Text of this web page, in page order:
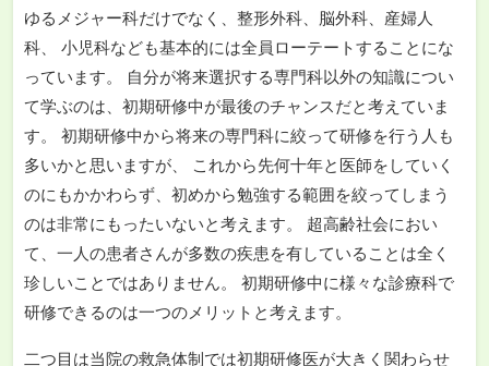
ゆるメジャー科だけでなく、整形外科、脳外科、産婦人
科、 小児科なども基本的には全員ローテートすることにな
っています。 自分が将来選択する専門科以外の知識につい
て学ぶのは、初期研修中が最後のチャンスだと考えていま
す。 初期研修中から将来の専門科に絞って研修を行う人も
多いかと思いますが、 これから先何十年と医師をしていく
のにもかかわらず、初めから勉強する範囲を絞ってしまう
のは非常にもったいないと考えます。 超高齢社会におい
て、一人の患者さんが多数の疾患を有していることは全く
珍しいことではありません。 初期研修中に様々な診療科で
研修できるのは一つのメリットと考えます。
二つ目は当院の救急体制では初期研修医が大きく関わらせ